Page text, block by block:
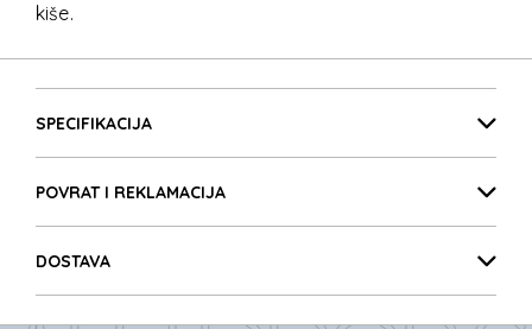
kiše.
SPECIFIKACIJA
POVRAT I REKLAMACIJA
DOSTAVA
ALU DROP S
ALU DROP S
ALU DROP S